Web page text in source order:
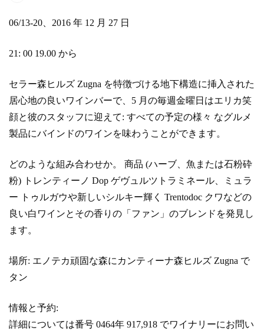
06/13-20、2016 年 12 月 27 日
21: 00 19.00 から
セラー森ヒルズ Zugna を特徴づける地下構造に挿入された
居心地の良いワインバーで、5 月の毎週金曜日はエリカ笑
顔と彼のスタッフに迎えて: すべての予定の様々 なグルメ
製品にバインドのワインを味わうことができます。
どのような組み合わせか。 商品 (ハーブ、魚または石粉砕
粉) トレンティーノ Dop ゲヴュルツトラミネール、ミュラ
ー トゥルガウや新しいシルキー輝く Trentodoc クワなどの
良い白ワインとその香りの「ファン」のブレンドを発見し
ます。
場所: エノテカ頑固な森にカンティーナ森ヒルズ Zugna で
タン
情報と予約:
詳細については番号 0464年 917,918 でワイナリーにお問い